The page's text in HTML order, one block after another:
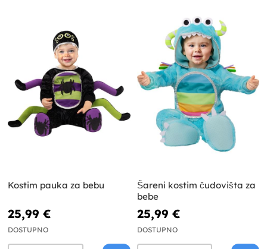
Kostim pauka za bebu
25,99 €
DOSTUPNO
Šareni kostim čudovišta za
bebe
25,99 €
DOSTUPNO